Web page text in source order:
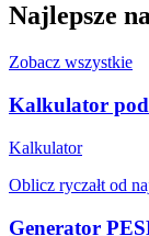
Najlepsze
Zobacz wszystkie
Kalkulator
Kalkulator
Oblicz ryczałt od
Generator